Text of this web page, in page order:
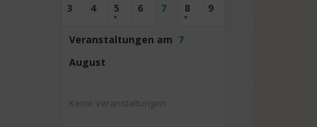
3 4 5 6 7 8 9
Veranstaltungen am 7
August
Keine Veranstaltungen